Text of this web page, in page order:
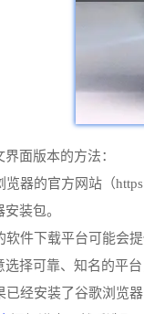
面版本的方法：
器的官方网站（
装包。
件下载平台可能会
择可靠、知名的平
经安装了谷歌浏览